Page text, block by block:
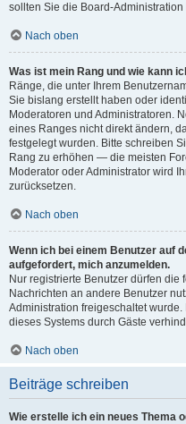
sollten Sie die Board-Administration
Nach oben
Was ist mein Rang und wie kann
Ränge, die unter Ihrem
Sie bislang erstellt haben oder
Moderatoren und Administratoren.
eines Ranges nicht direkt ändern,
festgelegt wurden. Bitte schreiben
Rang zu erhöhen — die meisten
Moderator oder Administrator wird
zurücksetzen.
Nach oben
Wenn ich bei einem Benutzer auf
aufgefordert, mich anzumelden.
Nur registrierte Benutzer dürfen die
Nachrichten an andere Benutzer
Administration freigeschaltet
dieses Systems durch Gäste
Nach oben
Beiträge schreiben
Wie erstelle ich ein neues Thema